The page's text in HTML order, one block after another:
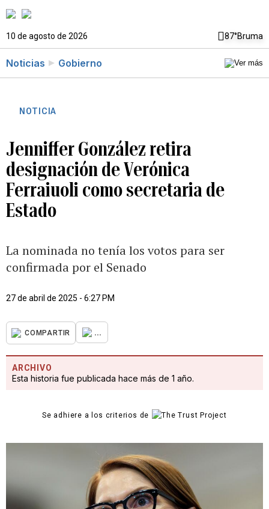
10 de agosto de 2026 87°Bruma
Noticias Gobierno
NOTICIA
Jenniffer González retira
designación de Verónica
Ferraiuoli como secretaria de
Estado
La nominada no tenía los votos para ser
confirmada por el Senado
27 de abril de 2025 - 6:27 PM
COMPARTIR ...
ARCHIVO
Esta historia fue publicada hace más de 1 año.
Se adhiere a los criterios de